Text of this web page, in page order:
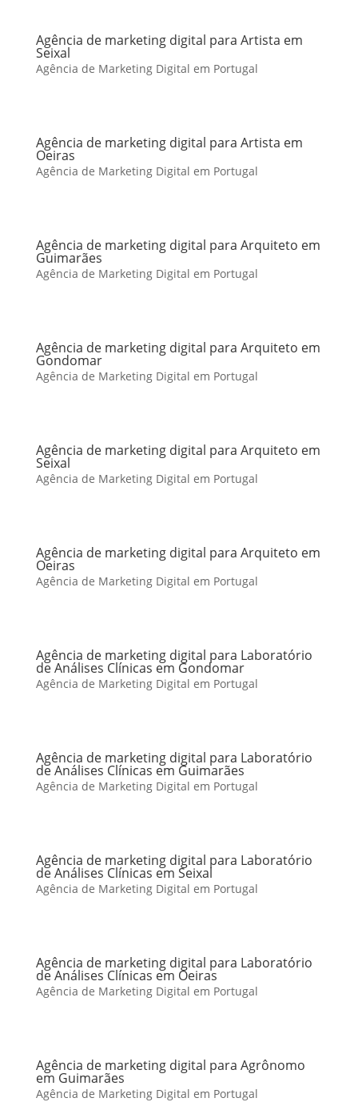
Agência de marketing digital para Artista em
Seixal
Agência de Marketing Digital em Portugal
Agência de marketing digital para Artista em
Oeiras
Agência de Marketing Digital em Portugal
Agência de marketing digital para Arquiteto em
Guimarães
Agência de Marketing Digital em Portugal
Agência de marketing digital para Arquiteto em
Gondomar
Agência de Marketing Digital em Portugal
Agência de marketing digital para Arquiteto em
Seixal
Agência de Marketing Digital em Portugal
Agência de marketing digital para Arquiteto em
Oeiras
Agência de Marketing Digital em Portugal
Agência de marketing digital para Laboratório
de Análises Clínicas em Gondomar
Agência de Marketing Digital em Portugal
Agência de marketing digital para Laboratório
de Análises Clínicas em Guimarães
Agência de Marketing Digital em Portugal
Agência de marketing digital para Laboratório
de Análises Clínicas em Seixal
Agência de Marketing Digital em Portugal
Agência de marketing digital para Laboratório
de Análises Clínicas em Oeiras
Agência de Marketing Digital em Portugal
Agência de marketing digital para Agrônomo
em Guimarães
Agência de Marketing Digital em Portugal